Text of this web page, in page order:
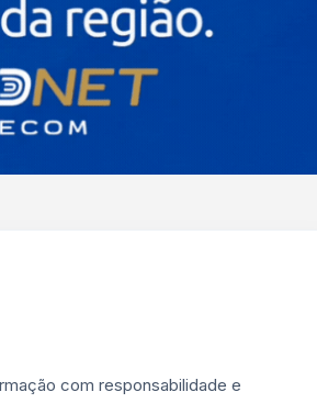
com responsabilidade e